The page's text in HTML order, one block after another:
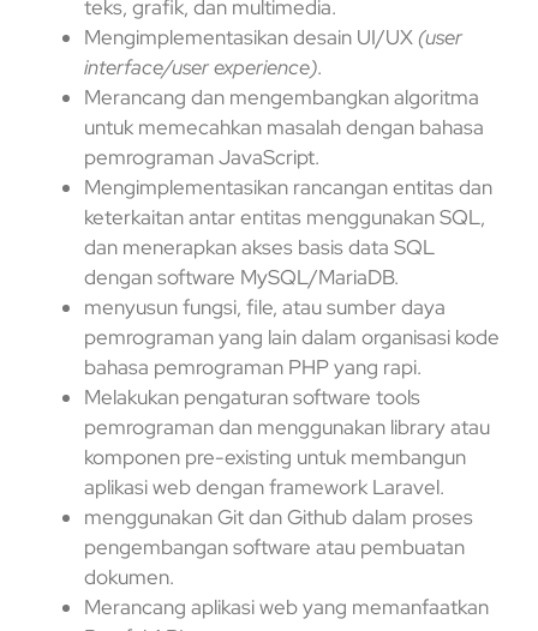
teks, grafik, dan multimedia.
Mengimplementasikan desain UI/UX (user
interface/user experience).
Merancang dan mengembangkan algoritma
untuk memecahkan masalah dengan bahasa
pemrograman JavaScript.
Mengimplementasikan rancangan entitas dan
keterkaitan antar entitas menggunakan SQL,
dan menerapkan akses basis data SQL
dengan software MySQL/MariaDB.
menyusun fungsi, file, atau sumber daya
pemrograman yang lain dalam organisasi kode
bahasa pemrograman PHP yang rapi.
Melakukan pengaturan software tools
pemrograman dan menggunakan library atau
komponen pre-existing untuk membangun
aplikasi web dengan framework Laravel.
menggunakan Git dan Github dalam proses
pengembangan software atau pembuatan
dokumen.
Merancang aplikasi web yang memanfaatkan